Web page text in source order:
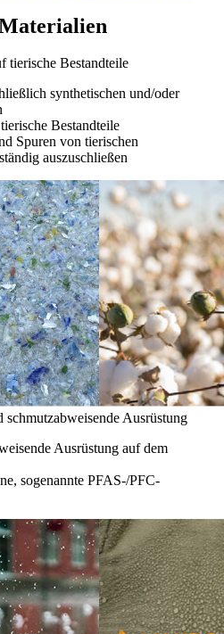
tierische Bestandteile
synthetischen und/oder
Bestandteile
Spuren von tierischen
auszuschließen
Ausrüstung
Ausrüstung auf dem
sogenannte PFAS-/PFC-